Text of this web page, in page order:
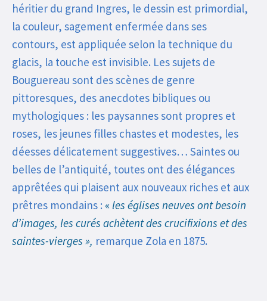
héritier du grand Ingres, le dessin est primordial,
la couleur, sagement enfermée dans ses
contours, est appliquée selon la technique du
glacis, la touche est invisible. Les sujets de
Bouguereau sont des scènes de genre
pittoresques, des anecdotes bibliques ou
mythologiques : les paysannes sont propres et
roses, les jeunes filles chastes et modestes, les
déesses délicatement suggestives… Saintes ou
belles de l’antiquité, toutes ont des élégances
apprêtées qui plaisent aux nouveaux riches et aux
prêtres mondains : « les églises neuves ont besoin
d’images, les curés achètent des crucifixions et des
saintes-vierges », remarque Zola en 1875.